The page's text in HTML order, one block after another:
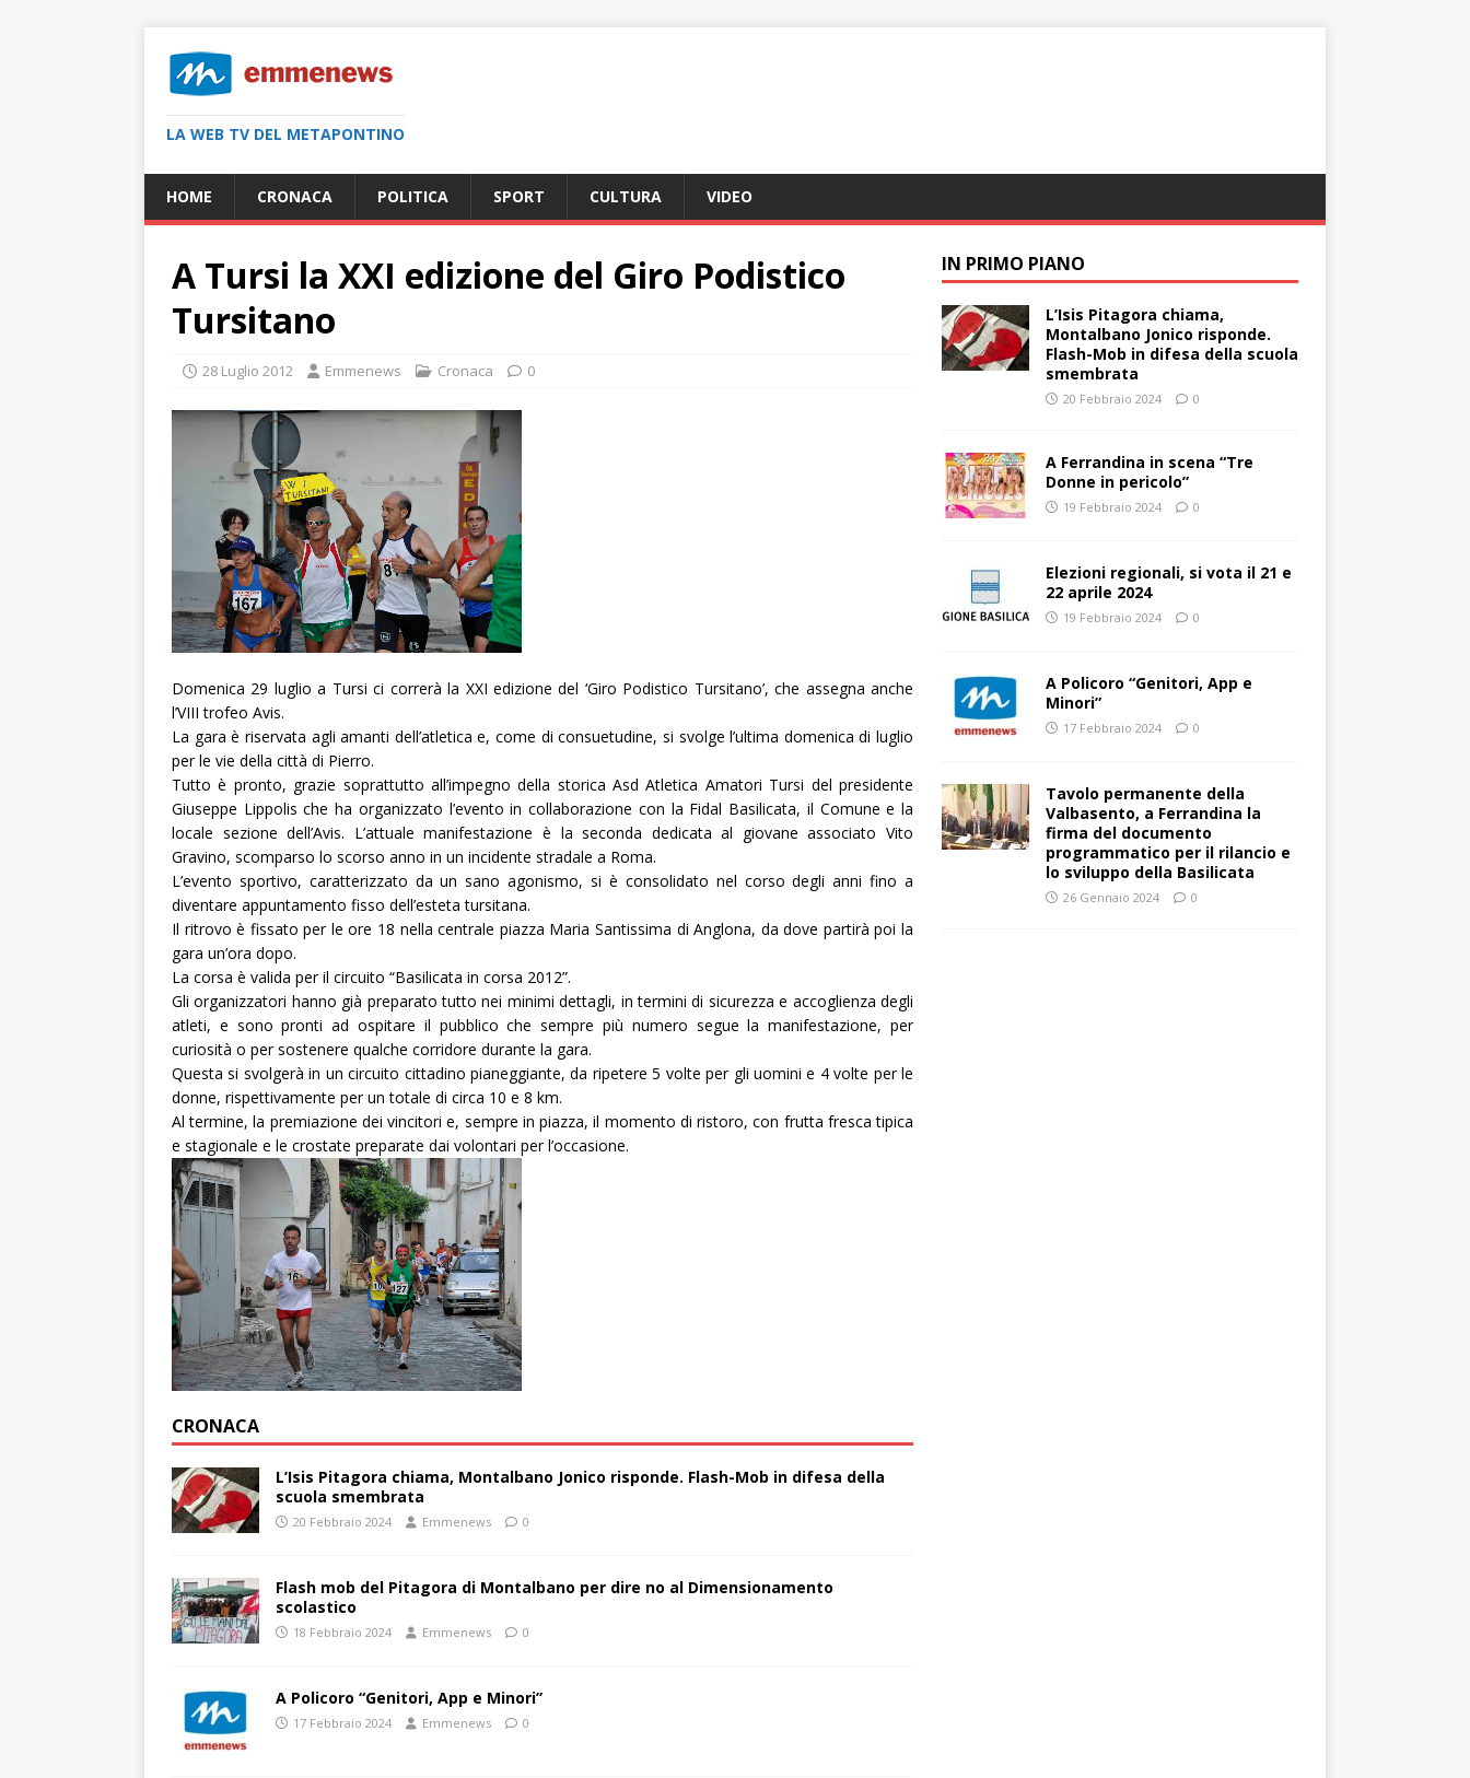
LA WEB TV DEL METAPONTINO
HOME CRONACA POLITICA SPORT CULTURA VIDEO
A Tursi la XXI edizione del Giro Podistico
Tursitano
28 Luglio 2012 Emmenews Cronaca 0
Domenica 29 luglio a Tursi ci correrà la XXI edizione del ‘Giro Podistico Tursitano’, che assegna anche
l’VIII trofeo Avis.
La gara è riservata agli amanti dell’atletica e, come di consuetudine, si svolge l’ultima domenica di luglio
per le vie della città di Pierro.
Tutto è pronto, grazie soprattutto all’impegno della storica Asd Atletica Amatori Tursi del presidente
Giuseppe Lippolis che ha organizzato l’evento in collaborazione con la Fidal Basilicata, il Comune e la
locale sezione dell’Avis. L’attuale manifestazione è la seconda dedicata al giovane associato Vito
Gravino, scomparso lo scorso anno in un incidente stradale a Roma.
L’evento sportivo, caratterizzato da un sano agonismo, si è consolidato nel corso degli anni fino a
diventare appuntamento fisso dell’esteta tursitana.
Il ritrovo è fissato per le ore 18 nella centrale piazza Maria Santissima di Anglona, da dove partirà poi la
gara un’ora dopo.
La corsa è valida per il circuito “Basilicata in corsa 2012”.
Gli organizzatori hanno già preparato tutto nei minimi dettagli, in termini di sicurezza e accoglienza degli
atleti, e sono pronti ad ospitare il pubblico che sempre più numero segue la manifestazione, per
curiosità o per sostenere qualche corridore durante la gara.
Questa si svolgerà in un circuito cittadino pianeggiante, da ripetere 5 volte per gli uomini e 4 volte per le
donne, rispettivamente per un totale di circa 10 e 8 km.
Al termine, la premiazione dei vincitori e, sempre in piazza, il momento di ristoro, con frutta fresca tipica
e stagionale e le crostate preparate dai volontari per l’occasione.
CRONACA
L’Isis Pitagora chiama, Montalbano Jonico risponde. Flash-Mob in difesa della
scuola smembrata
20 Febbraio 2024 Emmenews 0
Flash mob del Pitagora di Montalbano per dire no al Dimensionamento
scolastico
18 Febbraio 2024 Emmenews 0
A Policoro “Genitori, App e Minori”
17 Febbraio 2024 Emmenews 0
IN PRIMO PIANO
L’Isis Pitagora chiama,
Montalbano Jonico risponde.
Flash-Mob in difesa della scuola
smembrata
20 Febbraio 2024 0
A Ferrandina in scena “Tre
Donne in pericolo”
19 Febbraio 2024 0
Elezioni regionali, si vota il 21 e
22 aprile 2024
19 Febbraio 2024 0
A Policoro “Genitori, App e
Minori”
17 Febbraio 2024 0
Tavolo permanente della
Valbasento, a Ferrandina la
firma del documento
programmatico per il rilancio e
lo sviluppo della Basilicata
26 Gennaio 2024 0